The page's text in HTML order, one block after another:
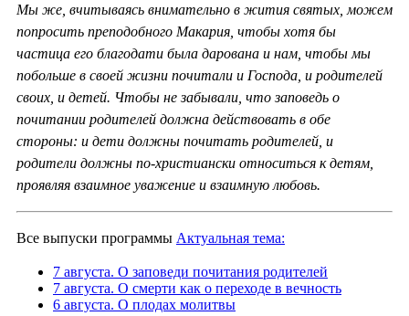
Мы же, вчитываясь внимательно в жития святых, можем
попросить преподобного Макария, чтобы хотя бы
частица его благодати была дарована и нам, чтобы мы
побольше в своей жизни почитали и Господа, и родителей
своих, и детей. Чтобы не забывали, что заповедь о
почитании родителей должна действовать в обе
стороны: и дети должны почитать родителей, и
родители должны по-христиански относиться к детям,
проявляя взаимное уважение и взаимную любовь.
Все выпуски программы Актуальная тема:
7 августа. О заповеди почитания родителей
7 августа. О смерти как о переходе в вечность
6 августа. О плодах молитвы